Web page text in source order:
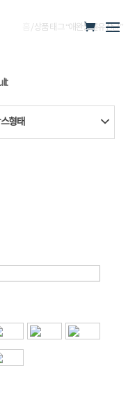
/ 상품 태그 “애완동물유산균”
형태